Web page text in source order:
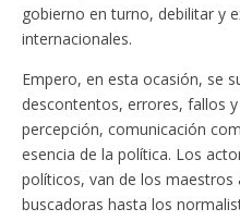
gobierno en turno, debilitar y
internacionales.
Empero, en esta ocasión, se
descontentos, errores, fallos
percepción, comunicación
esencia de la política. Los
políticos, van de los maestros
buscadoras hasta los